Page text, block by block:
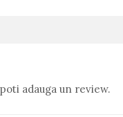
adauga un review.